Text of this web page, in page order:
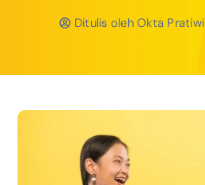
Ditulis olehOkta Pratiwi